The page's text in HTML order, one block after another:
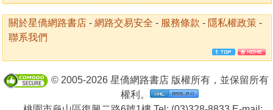
關於星僑網路書店 - 網路交易安全 - 服務條款 - 隱私權政策 -
聯系我們
© 2005-2026 星僑網路書店 版權所有，並保留所有
權利。